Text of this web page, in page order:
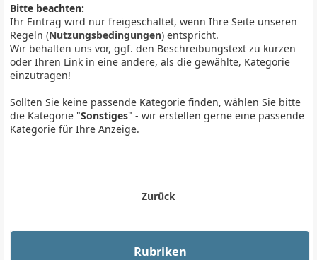
Bitte beachten:
Ihr Eintrag wird nur freigeschaltet, wenn Ihre Seite unseren
Regeln (Nutzungsbedingungen) entspricht.
Wir behalten uns vor, ggf. den Beschreibungstext zu kürzen
oder Ihren Link in eine andere, als die gewählte, Kategorie
einzutragen!
Sollten Sie keine passende Kategorie finden, wählen Sie bitte
die Kategorie "Sonstiges" - wir erstellen gerne eine passende
Kategorie für Ihre Anzeige.
Zurück
Rubriken